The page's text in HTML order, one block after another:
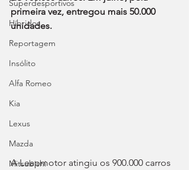
Superdesportivos
Híbridos
Reportagem
Insólito
Alfa Romeo
Kia
Lexus
Mazda
Mitsubishi
primeira vez, entregou mais 50.000
unidades.
A Leapmotor atingiu os 900.000 carros